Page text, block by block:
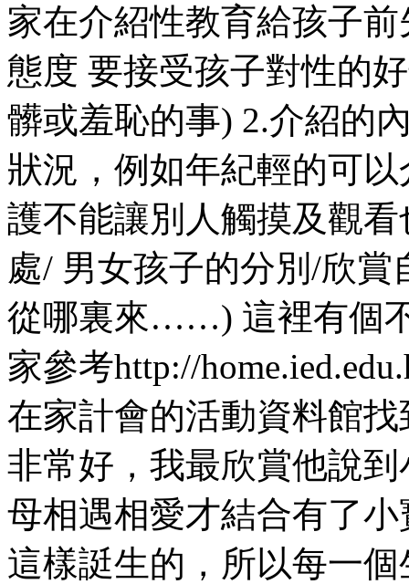
家在介紹性教育給孩子
態度 要接受孩子對性的
髒或羞恥的事) 2.介紹的
狀況，例如年紀輕的可
護不能讓別人觸摸及觀
處/ 男女孩子的分別/欣
從哪裏來……) 這裡有個
家參考http://
在家計會的活動資料館
非常好，我最欣賞他說
母相遇相愛才結合有了
這樣誔生的，所以每一